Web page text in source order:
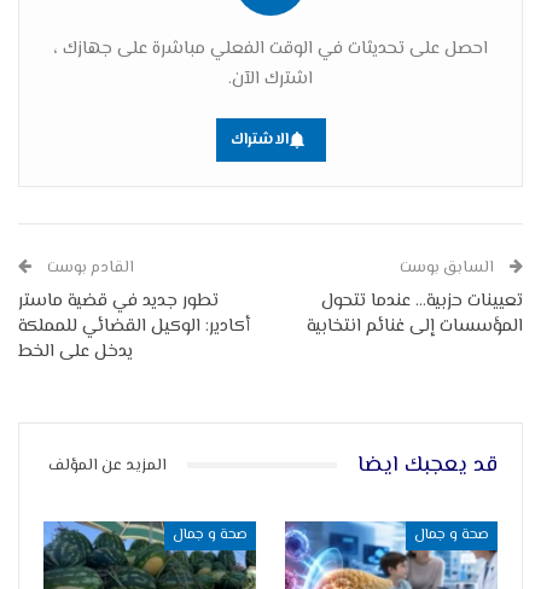
احصل على تحديثات في الوقت الفعلي مباشرة على جهازك ،
اشترك الآن.
الاشتراك
السابق بوست
تعيينات حزبية… عندما تتحول
المؤسسات إلى غنائم انتخابية
القادم بوست
تطور جديد في قضية ماستر
أكادير: الوكيل القضائي للمملكة
يدخل على الخط
قد يعجبك ايضا المزيد عن المؤلف
صحة و جمال صحة و جمال